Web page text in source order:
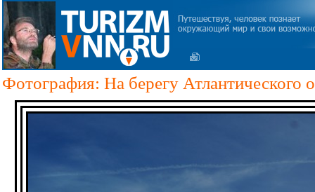
Фотография: На берегу Атлантического